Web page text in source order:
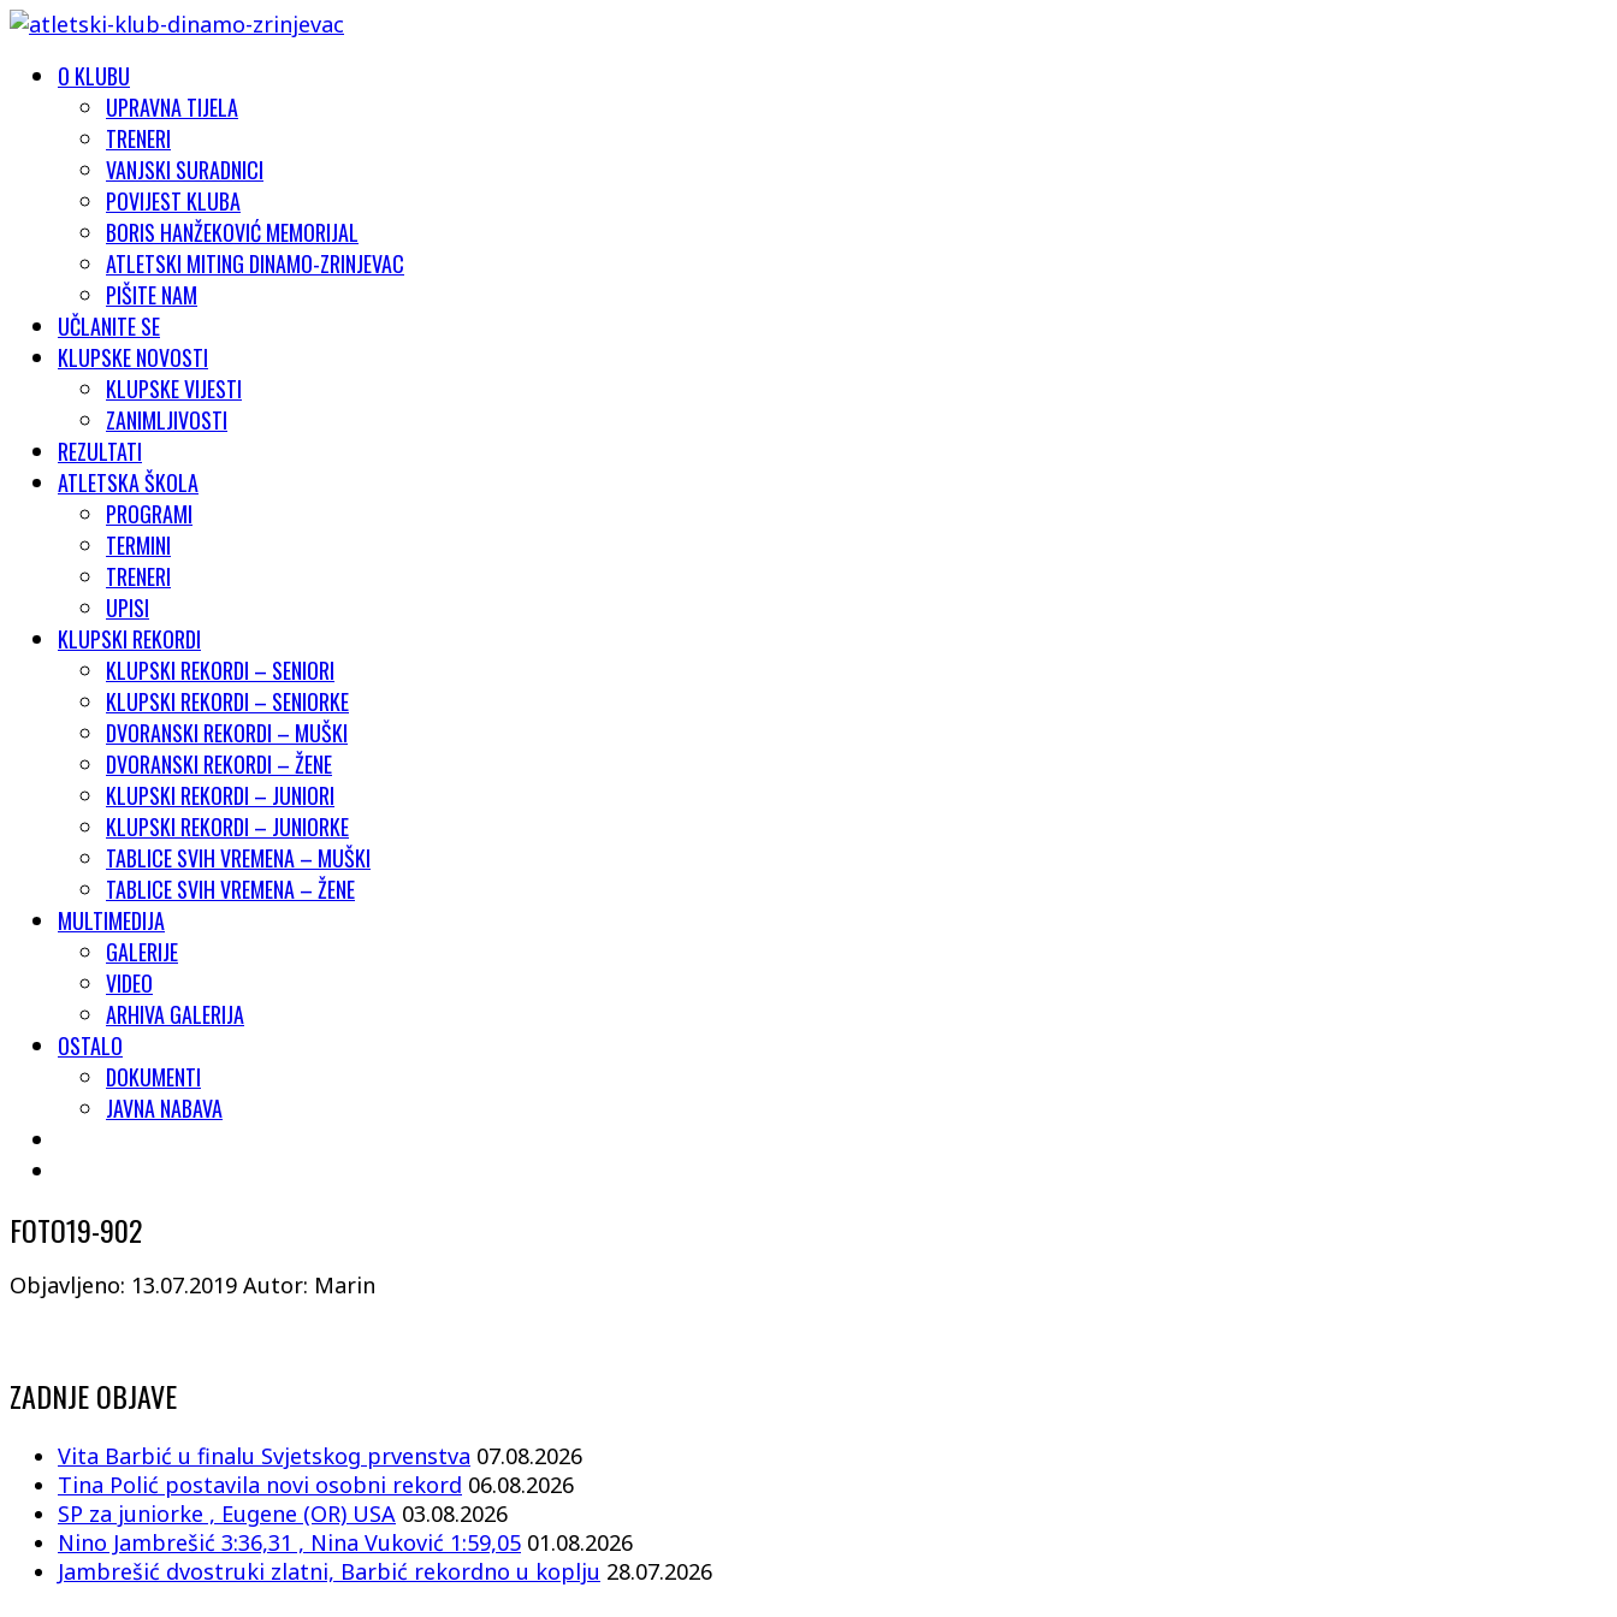
O KLUBU
UPRAVNA TIJELA
TRENERI
VANJSKI SURADNICI
POVIJEST KLUBA
BORIS HANŽEKOVIĆ MEMORIJAL
ATLETSKI MITING DINAMO-ZRINJEVAC
PIŠITE NAM
UČLANITE SE
KLUPSKE NOVOSTI
KLUPSKE VIJESTI
ZANIMLJIVOSTI
REZULTATI
ATLETSKA ŠKOLA
PROGRAMI
TERMINI
TRENERI
UPISI
KLUPSKI REKORDI
KLUPSKI REKORDI – SENIORI
KLUPSKI REKORDI – SENIORKE
DVORANSKI REKORDI – MUŠKI
DVORANSKI REKORDI – ŽENE
KLUPSKI REKORDI – JUNIORI
KLUPSKI REKORDI – JUNIORKE
TABLICE SVIH VREMENA – MUŠKI
TABLICE SVIH VREMENA – ŽENE
MULTIMEDIJA
GALERIJE
VIDEO
ARHIVA GALERIJA
OSTALO
DOKUMENTI
JAVNA NABAVA
FOTO19-902
Objavljeno: 13.07.2019 Autor: Marin
ZADNJE OBJAVE
Vita Barbić u finalu Svjetskog prvenstva 07.08.2026
Tina Polić postavila novi osobni rekord 06.08.2026
SP za juniorke , Eugene (OR) USA 03.08.2026
Nino Jambrešić 3:36,31 , Nina Vuković 1:59,05 01.08.2026
Jambrešić dvostruki zlatni, Barbić rekordno u koplju 28.07.2026